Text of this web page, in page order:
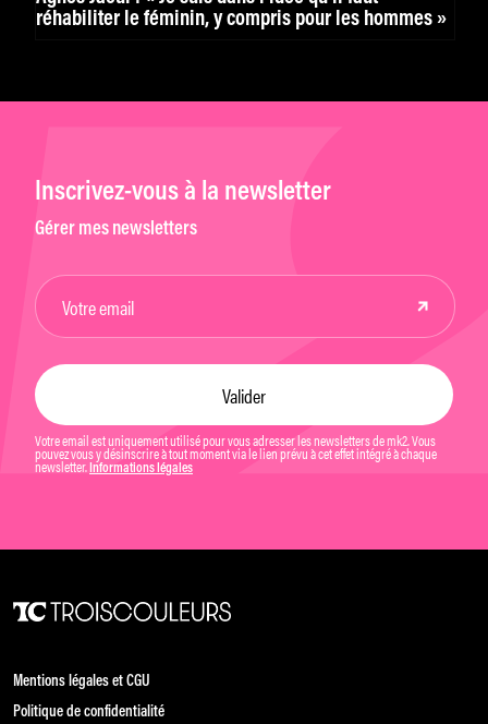
réhabiliter le féminin, y compris pour les hommes »
Inscrivez-vous à la newsletter
Gérer mes newsletters
Votre email est uniquement utilisé pour vous adresser les newsletters de mk2. Vous
pouvez vous y désinscrire à tout moment via le lien prévu à cet effet intégré à chaque
newsletter. Informations légales
Mentions légales et CGU
Politique de confidentialité